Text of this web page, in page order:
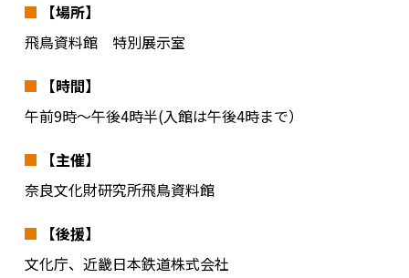
【場所】
飛鳥資料館 特別展示室
【時間】
午前9時～午後4時半(入館は午後4時まで）
【主催】
奈良文化財研究所飛鳥資料館
【後援】
文化庁、近畿日本鉄道株式会社